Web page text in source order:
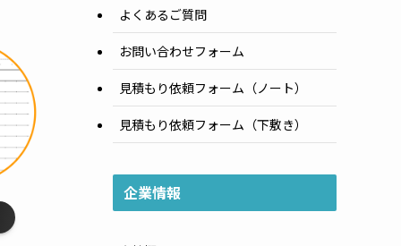
よくあるご質問
お問い合わせフォーム
見積もり依頼フォーム（ノート）
見積もり依頼フォーム（下敷き）
企業情報